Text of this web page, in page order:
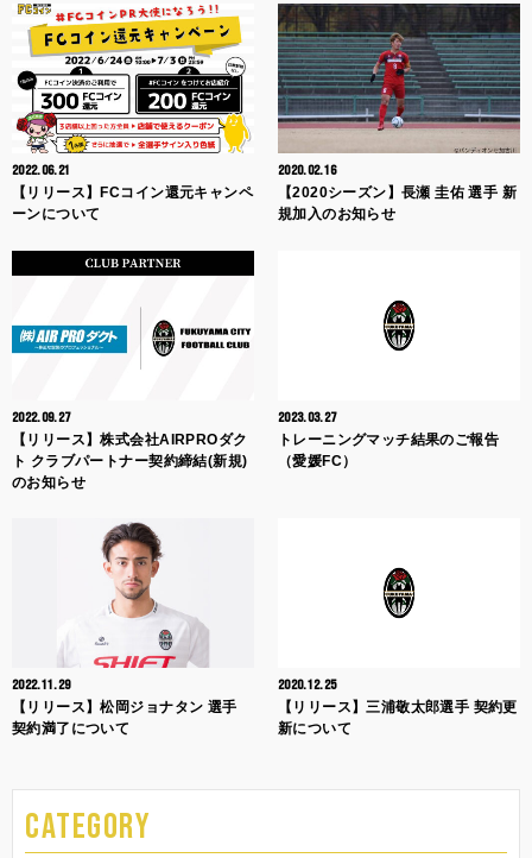
2022.06.21
【リリース】FCコイン還元キャンペ
ーンについて
2020.02.16
【2020シーズン】長瀬 圭佑 選手 新
規加入のお知らせ
2022.09.27
【リリース】株式会社AIRPROダク
ト クラブパートナー契約締結(新規)
のお知らせ
2023.03.27
トレーニングマッチ結果のご報告
（愛媛FC）
2022.11.29
【リリース】松岡ジョナタン 選手
契約満了について
2020.12.25
【リリース】三浦敬太郎選手 契約更
新について
CATEGORY